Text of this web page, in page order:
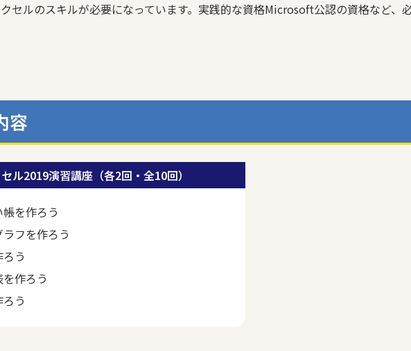
セルのスキルが必要になっています。実践的な資格Microsoft公認の資格など、
容
ル2019演習講座（各2回・全10回）
を作ろう
フを作ろう
う
作ろう
う